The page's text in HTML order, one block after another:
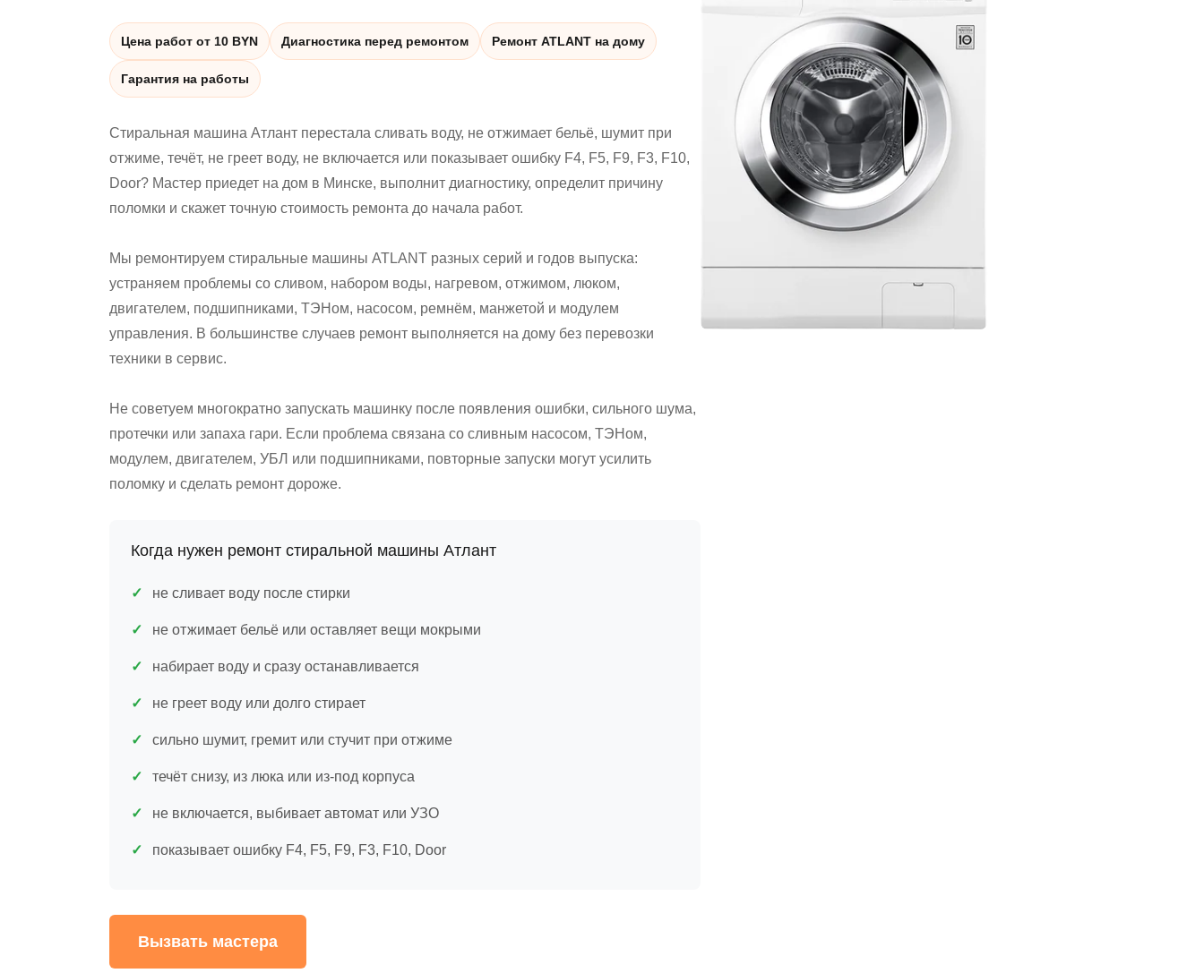
Цена работ от 10 BYN Диагностика перед ремонтом Ремонт ATLANT на дому
Гарантия на работы
Стиральная машина Атлант перестала сливать воду, не отжимает бельё, шумит при
отжиме, течёт, не греет воду, не включается или показывает ошибку F4, F5, F9, F3, F10,
Door? Мастер приедет на дом в Минске, выполнит диагностику, определит причину
поломки и скажет точную стоимость ремонта до начала работ.
Мы ремонтируем стиральные машины ATLANT разных серий и годов выпуска:
устраняем проблемы со сливом, набором воды, нагревом, отжимом, люком,
двигателем, подшипниками, ТЭНом, насосом, ремнём, манжетой и модулем
управления. В большинстве случаев ремонт выполняется на дому без перевозки
техники в сервис.
Не советуем многократно запускать машинку после появления ошибки, сильного шума,
протечки или запаха гари. Если проблема связана со сливным насосом, ТЭНом,
модулем, двигателем, УБЛ или подшипниками, повторные запуски могут усилить
поломку и сделать ремонт дороже.
Когда нужен ремонт стиральной машины Атлант
не сливает воду после стирки
не отжимает бельё или оставляет вещи мокрыми
набирает воду и сразу останавливается
не греет воду или долго стирает
сильно шумит, гремит или стучит при отжиме
течёт снизу, из люка или из-под корпуса
не включается, выбивает автомат или УЗО
показывает ошибку F4, F5, F9, F3, F10, Door
Вызвать мастера